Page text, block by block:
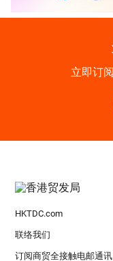
立即订
HKTDC.com
联络我们
订阅商贸全接触电邮通讯